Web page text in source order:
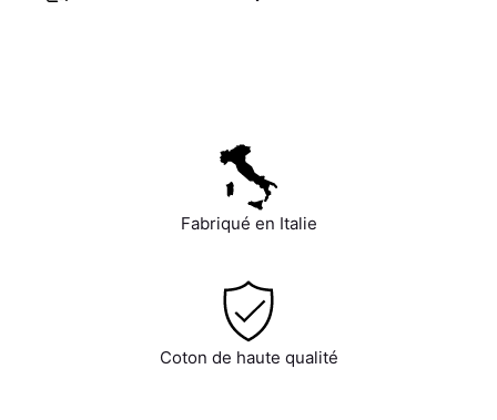
Fabriqué en Italie
Coton de haute qualité